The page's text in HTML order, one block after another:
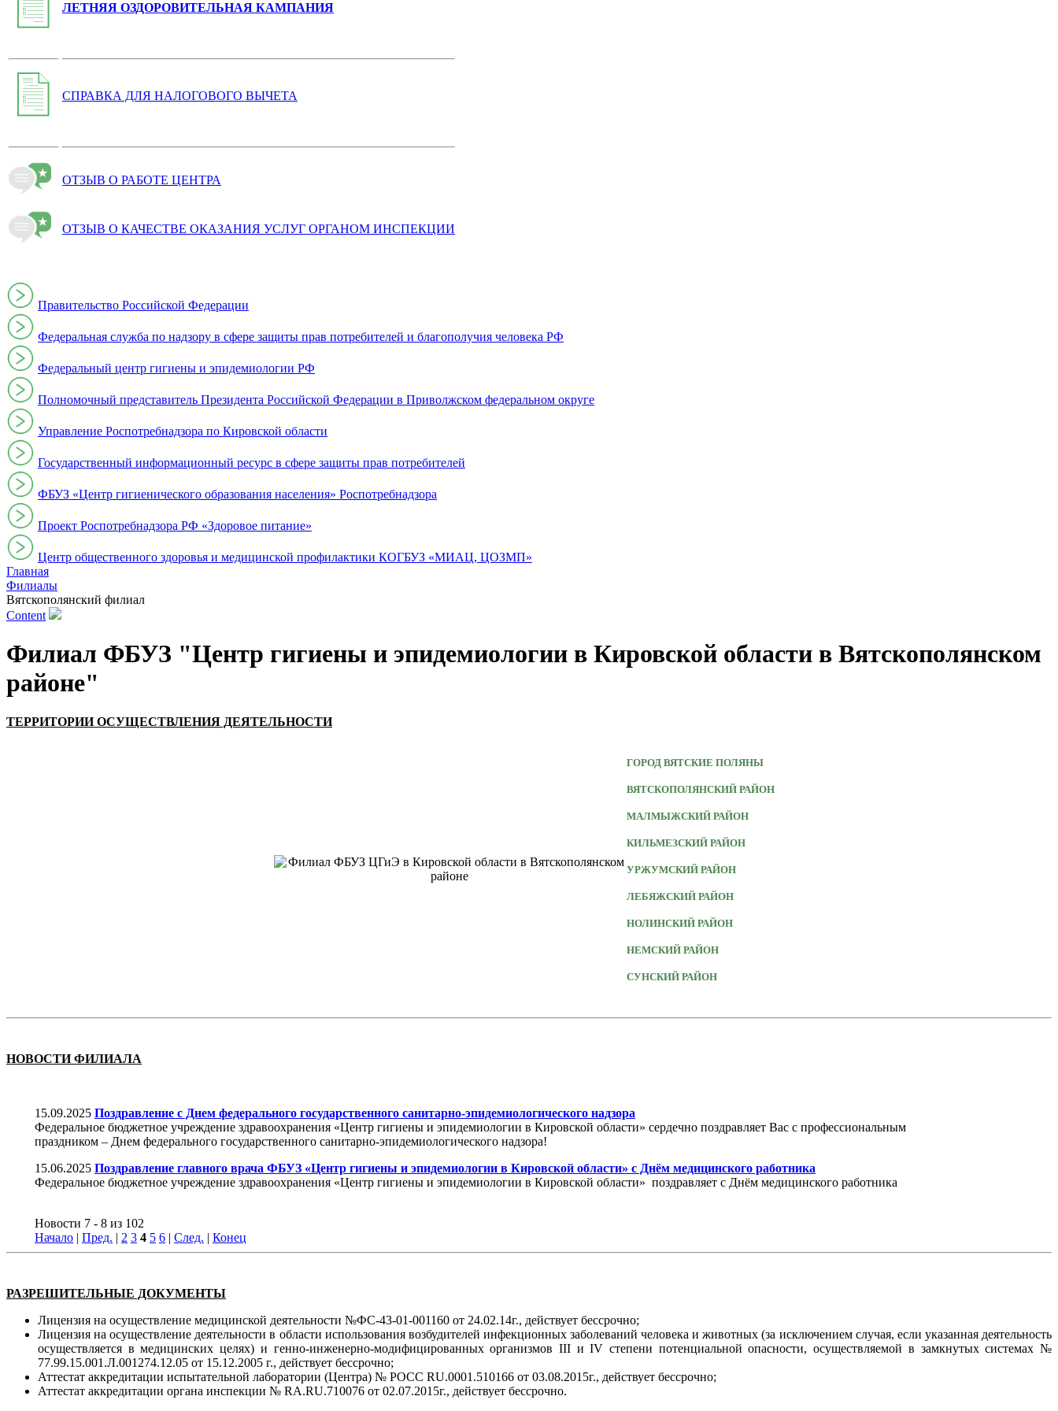
ЛЕТНЯЯ ОЗДОРОВИТЕЛЬНАЯ КАМПАНИЯ
СПРАВКА ДЛЯ НАЛОГОВОГО ВЫЧЕТА
ОТЗЫВ О РАБОТЕ ЦЕНТРА
ОТЗЫВ О КАЧЕСТВЕ ОКАЗАНИЯ УСЛУГ ОРГАНОМ ИНСПЕКЦИИ
Правительство Российской Федерации
Федеральная служба по надзору в сфере защиты прав потребителей и благополучия человека РФ
Федеральный центр гигиены и эпидемиологии РФ
Полномочный представитель Президента Российской Федерации в Приволжском федеральном округе
Управление Роспотребнадзора по Кировской области
Государственный информационный ресурс в сфере защиты прав потребителей
ФБУЗ «Центр гигиенического образования населения» Роспотребнадзора
Проект Роспотребнадзора РФ «Здоровое питание»
Центр общественного здоровья и медицинской профилактики КОГБУЗ «МИАЦ, ЦОЗМП»
Главная
Филиалы
Вятскополянский филиал
Content
Филиал ФБУЗ "Центр гигиены и эпидемиологии в Кировской области в Вятскополянском
районе"
ТЕРРИТОРИИ ОСУЩЕСТВЛЕНИЯ ДЕЯТЕЛЬНОСТИ
ГОРОД ВЯТСКИЕ ПОЛЯНЫ
ВЯТСКОПОЛЯНСКИЙ РАЙОН
МАЛМЫЖСКИЙ РАЙОН
КИЛЬМЕЗСКИЙ РАЙОН
УРЖУМСКИЙ РАЙОН
ЛЕБЯЖСКИЙ РАЙОН
НОЛИНСКИЙ РАЙОН
НЕМСКИЙ РАЙОН
СУНСКИЙ РАЙОН
НОВОСТИ ФИЛИАЛА
15.09.2025 Поздравление с Днем федерального государственного санитарно-эпидемиологического надзора
Федеральное бюджетное учреждение здравоохранения «Центр гигиены и эпидемиологии в Кировской области» сердечно поздравляет Вас с профессиональным
праздником – Днем федерального государственного санитарно-эпидемиологического надзора!
15.06.2025 Поздравление главного врача ФБУЗ «Центр гигиены и эпидемиологии в Кировской области» с Днём медицинского работника
Федеральное бюджетное учреждение здравоохранения «Центр гигиены и эпидемиологии в Кировской области» поздравляет с Днём медицинского работника
Новости 7 - 8 из 102
Начало | Пред. | 2 3 4 5 6 | След. | Конец
РАЗРЕШИТЕЛЬНЫЕ ДОКУМЕНТЫ
Лицензия на осуществление медицинской деятельности №ФС-43-01-001160 от 24.02.14г., действует бессрочно;
Лицензия на осуществление деятельности в области использования возбудителей инфекционных заболеваний человека и животных (за исключением случая, если указанная деятельность
осуществляется в медицинских целях) и генно-инженерно-модифицированных организмов III и IV степени потенциальной опасности, осуществляемой в замкнутых системах №
77.99.15.001.Л.001274.12.05 от 15.12.2005 г., действует бессрочно;
Аттестат аккредитации испытательной лаборатории (Центра) № РОСС RU.0001.510166 от 03.08.2015г., действует бессрочно;
Аттестат аккредитации органа инспекции № RA.RU.710076 от 02.07.2015г., действует бессрочно.